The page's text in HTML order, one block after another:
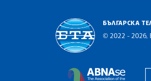
БЪЛГАРСКА
© 2022 - 2026,
The